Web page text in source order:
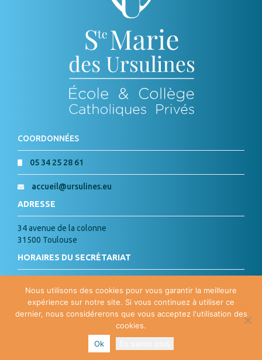
COORDONNÉES
05 34 25 28 61
accueil@ursulines.eu
ADRESSE
34 avenue de la colonne
31500 Toulouse
HORAIRES DU SECRÉTARIAT
de 8h à 18h
Mercredi : de 8h à 15h
| Copyright ©
Internet par
Nous utilisons des cookies pour vous garantir la meilleure
expérience sur notre site. Si vous continuez à utiliser ce
dernier, nous considérerons que vous acceptez l'utilisation des
cookies.
Ok